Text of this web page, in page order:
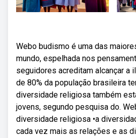
Webo budismo é uma das
mundo, espelhada nos
seguidores acreditam alcançar a
de 80% da população brasileira
diversidade religiosa também
jovens, segundo pesquisa do.
diversidade religiosa •a
cada vez mais as relações e as